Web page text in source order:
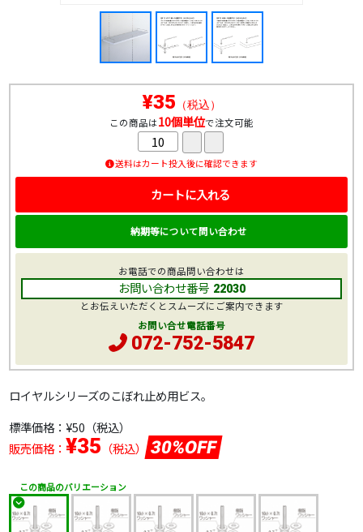
ロイヤルシリーズのこぼれ止め用ビス。
標準価格： ¥50 （税込）
販売価格： ¥35 （税込） 30%OFF
この商品のバリエーション
¥35 （税込）
この商品は10個単位で注文可能
送料はカート投入後に確認できます
カートに入れる
納期等について問い合わせ
お電話での商品問い合わせは
お問い合わせ番号 22030
とお伝えいただくとスムーズにご案内できます
お問い合せ電話番号
072-752-5847